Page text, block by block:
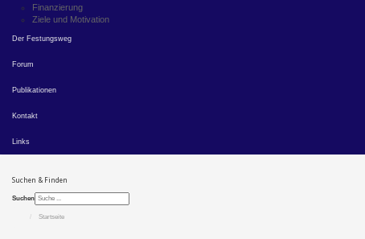
Finanzierung
Ziele und Motivation
Der Festungsweg
Forum
Publikationen
Kontakt
Links
Suchen & Finden
Suchen
Startseite